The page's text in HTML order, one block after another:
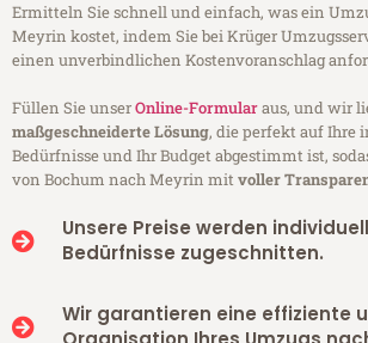
Ermitteln Sie schnell und einfach, was ein
Meyrin kostet, indem Sie bei Krüger
einen unverbindlichen Kostenvoranschlag
Füllen Sie unserOnline-Formularaus, und wir
maßgeschneiderte Lösung, die perfekt auf Ihre
Bedürfnisse und Ihr Budget abgestimmt ist,
von Bochum nach Meyrin mitvoller
Unsere Preise werden
Bedürfnisse zugeschnitten.
Wir garantieren eine effiziente